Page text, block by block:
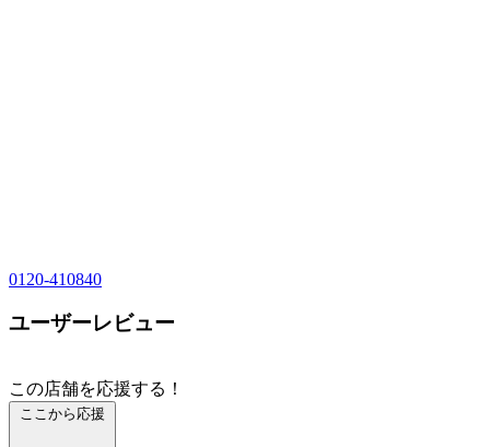
0120-410840
ユーザーレビュー
この店舗を応援する！
ここから応援